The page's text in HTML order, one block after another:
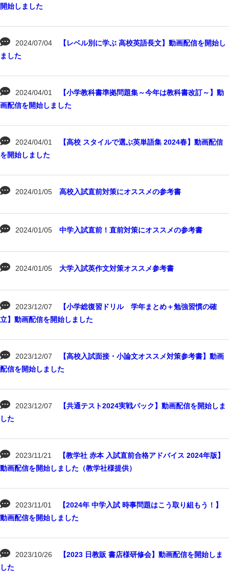
開始しました
2024/07/04
【レベル別に学ぶ 高校英語長文】動画配信を開始し
ました
2024/04/01
【小学教科書準拠問題集～今年は教科書改訂～】動
画配信を開始しました
2024/04/01
【高校 スタイルで選ぶ英単語集 2024春】動画配信
を開始しました
2024/01/05 高校入試直前対策にオススメの参考書
2024/01/05 中学入試直前！直前対策にオススメの参考書
2024/01/05 大学入試英作文対策オススメ参考書
2023/12/07
【小学総復習ドリル 学年まとめ＋勉強習慣の確
立】動画配信を開始しました
2023/12/07
【高校入試面接・小論文オススメ対策参考書】動画
配信を開始しました
2023/12/07
【共通テスト2024実戦パック】動画配信を開始しま
した
2023/11/21
【教学社 赤本 入試直前合格アドバイス 2024年版】
動画配信を開始しました（教学社様提供）
2023/11/01
【2024年 中学入試 時事問題はこう取り組もう！】
動画配信を開始しました
2023/10/26
【2023 日教販 書店様研修会】動画配信を開始しま
した